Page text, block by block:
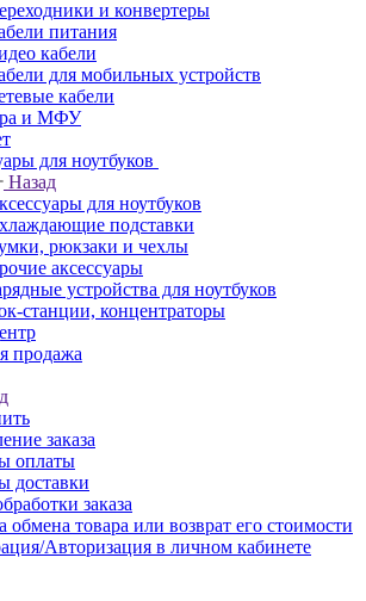
и конвертеры
питания
кабели
для мобильных устройств
кабели
и МФУ
для ноутбуков
Назад
для ноутбуков
подставки
рюкзаки и чехлы
аксессуары
устройства для ноутбуков
станции, концентраторы
продажа
заказа
оплаты
доставки
заказа
обмена товара или возврат его стоимости
Авторизация в личном кабинете